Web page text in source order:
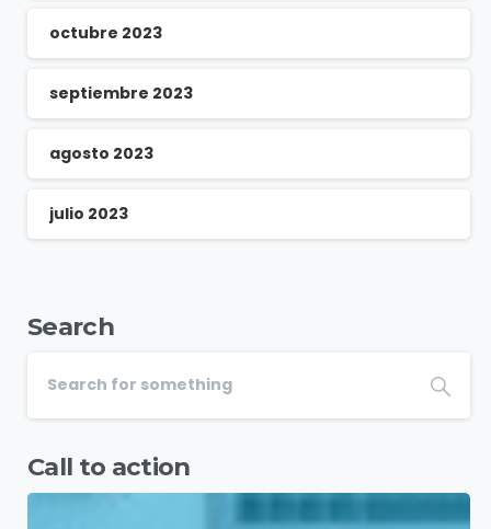
octubre 2023
septiembre 2023
agosto 2023
julio 2023
Search
Call to action